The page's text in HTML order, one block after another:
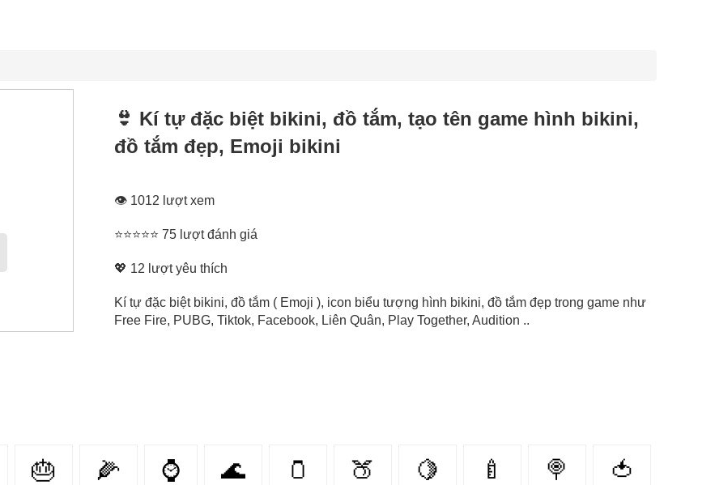
👙 Kí tự đặc biệt bikini, đồ tắm, tạo tên game hình bikini,
đồ tắm đẹp, Emoji bikini
👁 1012 lượt xem
⭐⭐⭐⭐⭐ 75 lượt đánh giá
💖 12 lượt yêu thích
Kí tự đặc biệt bikini, đồ tắm ( Emoji ), icon biểu tượng hình bikini, đồ tắm đẹp trong game như
Free Fire, PUBG, Tiktok, Facebook, Liên Quân, Play Together, Audition ..
🎂 🌽 ⌚ 🌊 🫙 🍑 🍋 🍼 🍭 🍅